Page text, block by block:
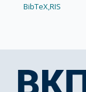
BibTeX,RIS